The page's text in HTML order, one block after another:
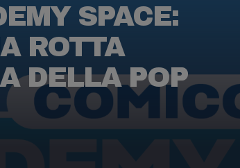
SPACE:
ROTTA
DELLA POP